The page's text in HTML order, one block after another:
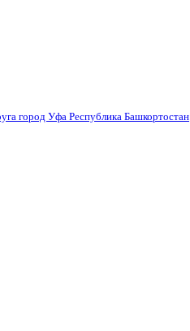
город Уфа Республика Башкортостан